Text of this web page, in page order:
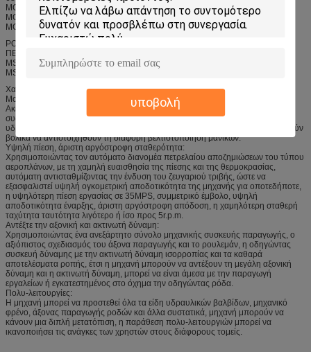
υποβολή
MCR10-780.MCR10-940, MCR10-1120, MCR10-1250, MCR10-1340
MCR15-1130, MCR15-1250, MCR15-1500, MCR15-1780, MCR15-2150
MCR20-1750, MCR20-2100, MCR20-2500, MCR20-3000
POCLAIN ΑΚΤΙΝΩΤΉ ΜΗΧΑΝΉ ΕΜΒΌΛΩΝ ΣΕΙΡΆΣ ΚΡΑΤΏΝ ΜΕΛΏΝ,
ΠΕΡΙΣΤΡΟΦΙΚΉ ΟΜΆΔΑ ΚΑΙ ΔΑΧΤΥΛΊΔΙ CAM ΌΠΩΣ ΚΑΤΩΤΈΡΩ:
MS02 MS05 MS08 MS11 MS18 MS25 MS35 MS50 MS83 MS125 MSE05
MSE08 MSE18
Χαρακτηριστικά:
Μορφωματικό σχέδιο:
Ακέραια δομή μηχανών σύμφωνα με το μορφωματικό σχέδιο, με το τσιπ που
συσσωρεύει, συμπεριλαμβανομένης της μηχανικής συσκευής παραγωγής, την
υδραυλική συσκευή, μηχανική συσκευή φρένων τριών μερών, τα οποία μπορούν
βολικά να αντιστοιχηθούν τη διάφορη βελτιστοποίηση μανικών.
Υψηλή πίεση, άριστη αργόστροφη σταθερότητα:
Χρησιμοποιώντας τον αυτόματο διανομέα πετρελαίου αποζημιώσεων του τύπου
αεροπλάνων, με τη χαμηλή ευαισθησία της πίεσης και της θερμοκρασίας,
αυτόματη αντισταθμίζοντας την ένδυση του ζευγαριού τριβής, ώστε να
εξασφαλιστεί υψηλή ογκομετρική αποδοτικότητα της μηχανής για οποτεδήποτε,
η υψηλότερη πίεση εργασίας σε 35MPS, συμμετρικό έμβολο, υψηλή
αποδοτικότητα έναρξης, άριστη αργόστροφη απόδοση, η χαμηλότερη σταθερή
ταχύτητα ταυτότητα λιγότερο ή ίσο προς 5r.p.m.
Αντέξτε την αξονική και ακτινωτή δύναμη:
Χρησιμοποιώντας ένα ανεξάρτητο σύνολο μηχανικής συσκευής παραγωγής, ο
αξιόπιστος σχεδιασμός του άξονα παραγωγής και το ρουλεμάν, η οδηγώντας
συσκευή δύναμης με την ακτινωτή δύναμη ισορροπίας και τα καθαρά
αποτελέσματα ροπής, έτσι η μηχανή μπορούν να αντέξουν τη μεγάλη αξονική
δύναμη και η ακτινωτή δύναμη, μπορεί να είναι άμεσα με την παραγωγή
εργαλείων ή εγκατεστημένος στο όχημα την οδηγώντας ρόδα.
Πολυ-λειτουργίες:
Η μηχανή μπορεί να προστεθεί όλα τα είδη υδραυλικών βαλβίδων, μηχανικό
φρένο, άξονας παραγωγής ροδών και άλλα συστατικά, μηχανή μπορούν να
κάνουν μια διπλή μετατόπιση, η παράθεση πολυ-λειτουργιών μπορεί να
ικανοποιήσει τις ανάγκες των χρηστών στους διάφορους τομείς.